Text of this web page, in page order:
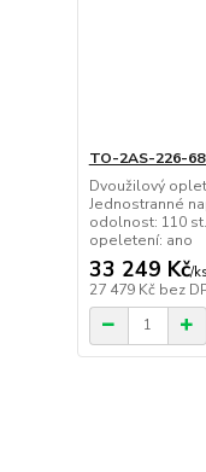
TO-2AS-226-
Dvoužilový
Jednostranné
odolnost: 110
opeletení: ano
33 249 Kč/ks
27 479 Kč bez